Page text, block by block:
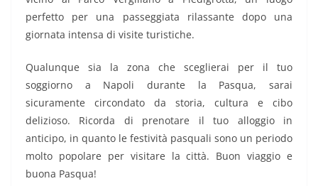
perfetto per una passeggiata rilassante dopo una
giornata intensa di visite turistiche.
Qualunque sia la zona che sceglierai per il tuo
soggiorno a Napoli durante la Pasqua, sarai
sicuramente circondato da storia, cultura e cibo
delizioso. Ricorda di prenotare il tuo alloggio in
anticipo, in quanto le festività pasquali sono un periodo
molto popolare per visitare la città. Buon viaggio e
buona Pasqua!